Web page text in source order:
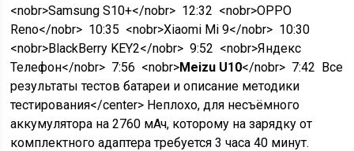
<nobr>Samsung S10+</nobr> 12:32 <nobr>OPPO
Reno</nobr> 10:35 <nobr>Xiaomi Mi 9</nobr> 10:30
<nobr>BlackBerry KEY2</nobr> 9:52 <nobr>Яндекс
Телефон</nobr> 7:56 <nobr>Meizu U10</nobr> 7:42 Все
результаты тестов батареи и описание методики
тестирования</center> Неплохо, для несъёмного
аккумулятора на 2760 мАч, которому на зарядку от
комплектного адаптера требуется 3 часа 40 минут.